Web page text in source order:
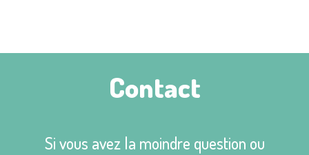
Contact
Si vous avez la moindre question ou